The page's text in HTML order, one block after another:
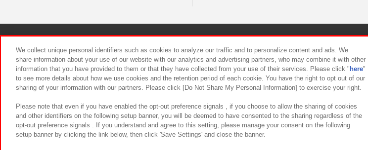
食品のご提供について カスタマーハラスメント対応方針
We collect unique personal identifiers such as cookies to analyze our traffic and to personalize content and ads. We
share information about your use of our website with our analytics and advertising partners, who may combine it with other
information that you have provided to them or that they have collected from your use of their services. Please click " here"
to see more details about how we use cookies and the retention period of each cookie. You have the right to opt out of our
sharing of your information with our partners. Please click [Do Not Share My Personal Information] to exercise your right.
Please note that even if you have enabled the opt-out preference signals , if you choose to allow the sharing of cookies
and other identifiers on the following setup banner, you will be deemed to have consented to the sharing regardless of the
opt-out preference signals . If you understand and agree to this setting, please manage your consent on the following
setup banner by clicking the link below, then click 'Save Settings' and close the banner.